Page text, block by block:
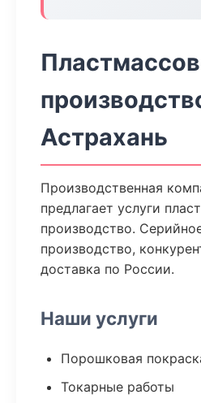
Астрахань
Производственная
предлагает услуги
производство.
производство,
доставка по России.
Наши услуги
Порошковая
Токарные работы